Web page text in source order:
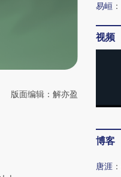
版面编辑：解亦盈
易峘 ：
视频
博客
唐涯 ：